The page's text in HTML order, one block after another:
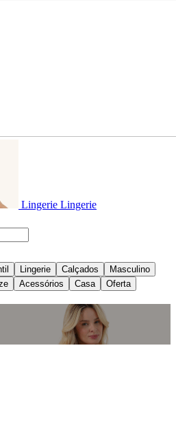
Lingerie Lingerie
Lingerie Calçados
Masculino
Acessórios Casa Oferta